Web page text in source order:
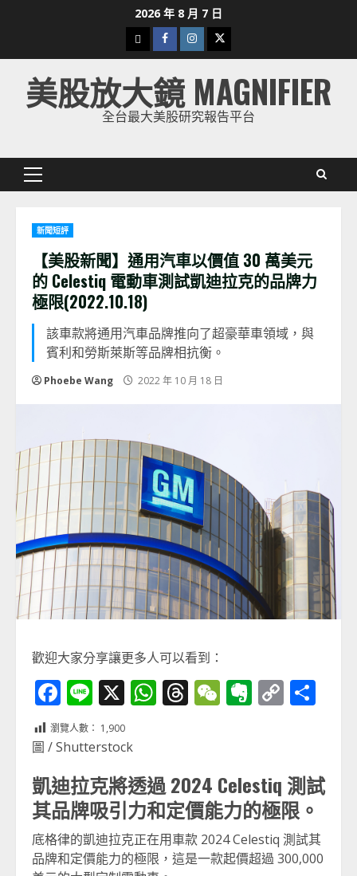
2026 年 8 月 7 日
下
載
美
股
Facebook
Instagram
Twitter
美股放大鏡 MAGNIFIER
全台最大美股研究報告平台
Primary
新聞短評
【美股新聞】通用汽車以價值 30 萬美元
的 Celestiq 電動車測試凱迪拉克的品牌力
極限(2022.10.18)
該車款將通用汽車品牌推向了超豪華車領域，與
賓利和勞斯萊斯等品牌相抗衡。
Phoebe Wang 2022 年 10 月 18 日
歡迎大家分享讓更多人可以看到：
Facebook
Line
X WhatsApp
Threads
WeChat
Evernote
Copy
瀏覽人數： 1,900
圖 / Shutterstock
凱迪拉克將透過 2024 Celestiq 測試
其品牌吸引力和定價能力的極限。
底格律的凱迪拉克正在用車款 2024 Celestiq 測試其
品牌和定價能力的極限，這是一款起價超過 300,000